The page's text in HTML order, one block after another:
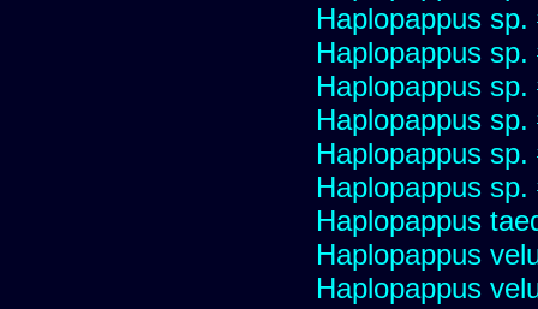
Haplopappus sp.
Haplopappus sp.
Haplopappus sp.
Haplopappus sp.
Haplopappus
Haplopappus sp.
Haplopappus
Haplopappus
Haplopappus